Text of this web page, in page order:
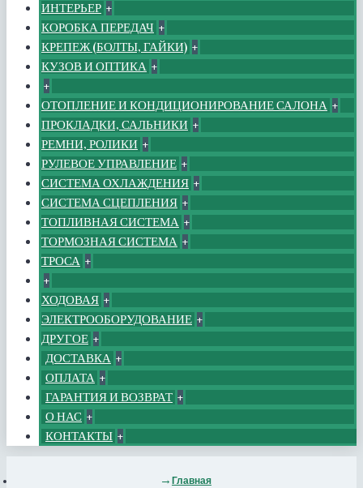
ИНТЕРЬЕР +
КОРОБКА ПЕРЕДАЧ +
КРЕПЕЖ (БОЛТЫ, ГАЙКИ) +
КУЗОВ И ОПТИКА +
+
ОТОПЛЕНИЕ И КОНДИЦИОНИРОВАНИЕ САЛОНА +
ПРОКЛАДКИ, САЛЬНИКИ +
РЕМНИ, РОЛИКИ +
РУЛЕВОЕ УПРАВЛЕНИЕ +
СИСТЕМА ОХЛАЖДЕНИЯ +
СИСТЕМА СЦЕПЛЕНИЯ +
ТОПЛИВНАЯ СИСТЕМА +
ТОРМОЗНАЯ СИСТЕМА +
ТРОСА +
+
ХОДОВАЯ +
ЭЛЕКТРООБОРУДОВАНИЕ +
ДРУГОЕ +
ДОСТАВКА +
ОПЛАТА +
ГАРАНТИЯ И ВОЗВРАТ +
О НАС +
КОНТАКТЫ +
Главная